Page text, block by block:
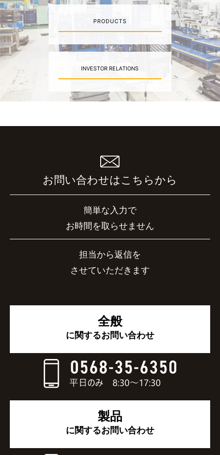
PRODUCTS
INVESTOR RELATIONS
お問い合わせはこちらから
簡単な入力で
お時間を取らせません
担当から返信を
させていただきます
全般
に関するお問い合わせ
製品
に関するお問い合わせ